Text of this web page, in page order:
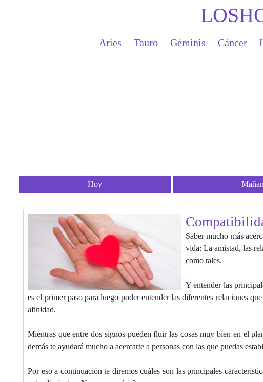
Aries Tauro Géminis Cáncer
Hoy
Saber mucho más
vida: La amistad, las
como tales.
Y entender las
es el primer paso para luego poder entender las diferentes relaciones
afinidad.
Mientras que entre dos signos pueden fluir las cosas muy bien en el
demás te ayudará mucho a acercarte a personas con las que puedas
Por eso a continuación te diremos cuáles son las principales